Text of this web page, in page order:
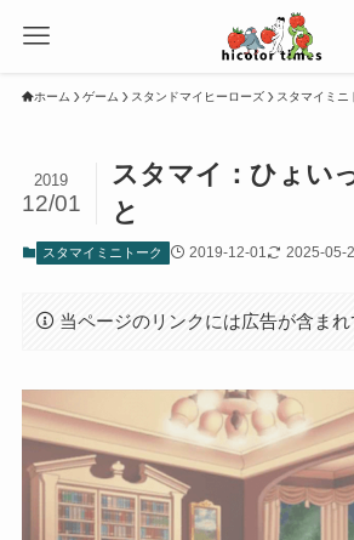
ホーム ゲーム スタンドマイヒーローズ スタマイミニ
スタマイ：ひょい
と
2019
12/01
スタマイミニトーク 2019-12-01 2025-05-
当ページのリンクには広告が含まれ